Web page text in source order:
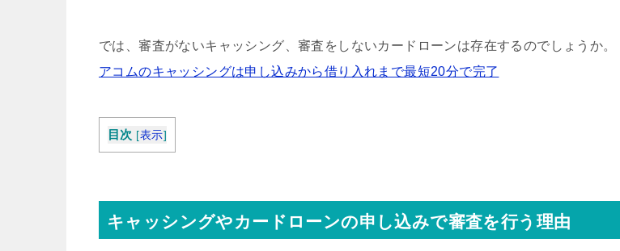
では、審査がないキャッシング、審査をしないカードローンは存在するのでしょうか。
アコムのキャッシングは申し込みから借り入れまで最短20分で完了
目次 [表示]
キャッシングやカードローンの申し込みで審査を行う理由